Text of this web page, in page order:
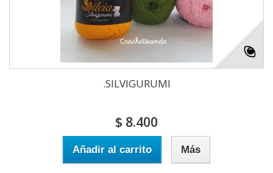
.SILVIGURUMI
$ 8.400
Añadir al carrito Más